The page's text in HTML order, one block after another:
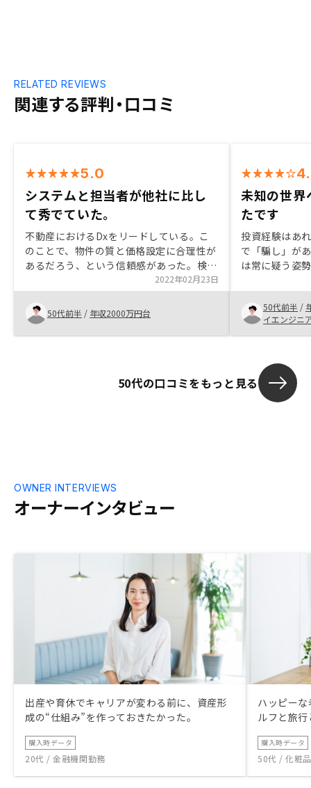
関連する評判・口コミ
RELATED REVIEWS
5.0
システムと担当者が他社に比し
て秀でていた。
不動産におけるDxをリードしている。こ
のことで、物件の質と価格設定に合理性が
あるだろう、という信頼感があった。検討
段階では、営業担当者に誠実さを感じるこ
とができた。購入後のアプリ「RENOSY」
（旧OWNR by RENOSY）でのサポート体
制も、現状で他社に秀でている。GAのの
YouTubeを観て、熱心な多くのエンジニア
2022年02月23日
50代前半 / 年収2000万円台
未知の世界
たです
投資経験はあ
で「騙し」が
は常に疑う姿
た姿勢に心が
て最適な物が
ではまずは1
のニアンスか
屋でした。住
用意していた
加する事とな
50代前半 /
イエンジニ
50代の口コミをもっと見る
オーナーインタビュー
OWNER INTERVIEWS
出産や育休でキャリアが変わる前に、資産形
成の“仕組み”を作っておきたかった。
購入時データ
20代 / 金融機関勤務
ハッピー
ルフと旅
購入時データ
50代 / 化粧